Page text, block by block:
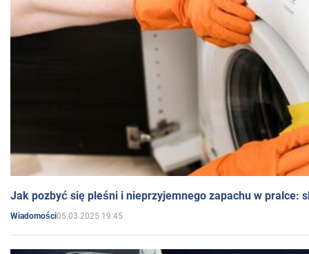
Jak pozbyć się pleśni i nieprzyjemnego zapachu w pralce:
Wiadomości05.03.2025 19:45